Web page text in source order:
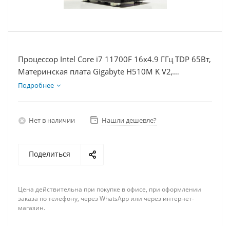
Процессор Intel Core i7 11700F 16x4.9 ГГц TDP 65Вт,
Материнская плата Gigabyte H510M K V2,
Видеокарта GTX 1650 4Гб, Память DDR4 8Gb,
Подробнее
Нет в наличии Нашли дешевле?
Поделиться
Цена действительна при покупке в офисе, при оформлении
заказа по телефону, через WhatsApp или через интернет-
магазин.